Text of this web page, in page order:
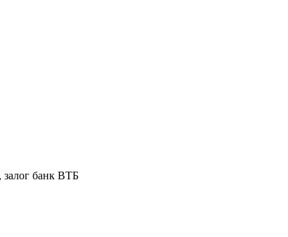
залог банк ВТБ